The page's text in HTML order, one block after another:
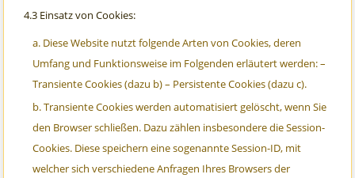
4.3 Einsatz von Cookies:
Diese Website nutzt folgende Arten von Cookies, deren
Umfang und Funktionsweise im Folgenden erläutert werden: –
Transiente Cookies (dazu b) – Persistente Cookies (dazu c).
Transiente Cookies werden automatisiert gelöscht, wenn Sie
den Browser schließen. Dazu zählen insbesondere die Session-
Cookies. Diese speichern eine sogenannte Session-ID, mit
welcher sich verschiedene Anfragen Ihres Browsers der